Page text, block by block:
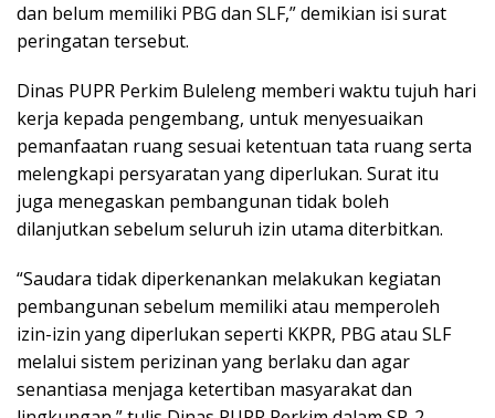
dan belum memiliki PBG dan SLF,” demikian isi surat
peringatan tersebut.
Dinas PUPR Perkim Buleleng memberi waktu tujuh hari
kerja kepada pengembang, untuk menyesuaikan
pemanfaatan ruang sesuai ketentuan tata ruang serta
melengkapi persyaratan yang diperlukan. Surat itu
juga menegaskan pembangunan tidak boleh
dilanjutkan sebelum seluruh izin utama diterbitkan.
“Saudara tidak diperkenankan melakukan kegiatan
pembangunan sebelum memiliki atau memperoleh
izin-izin yang diperlukan seperti KKPR, PBG atau SLF
melalui sistem perizinan yang berlaku dan agar
senantiasa menjaga ketertiban masyarakat dan